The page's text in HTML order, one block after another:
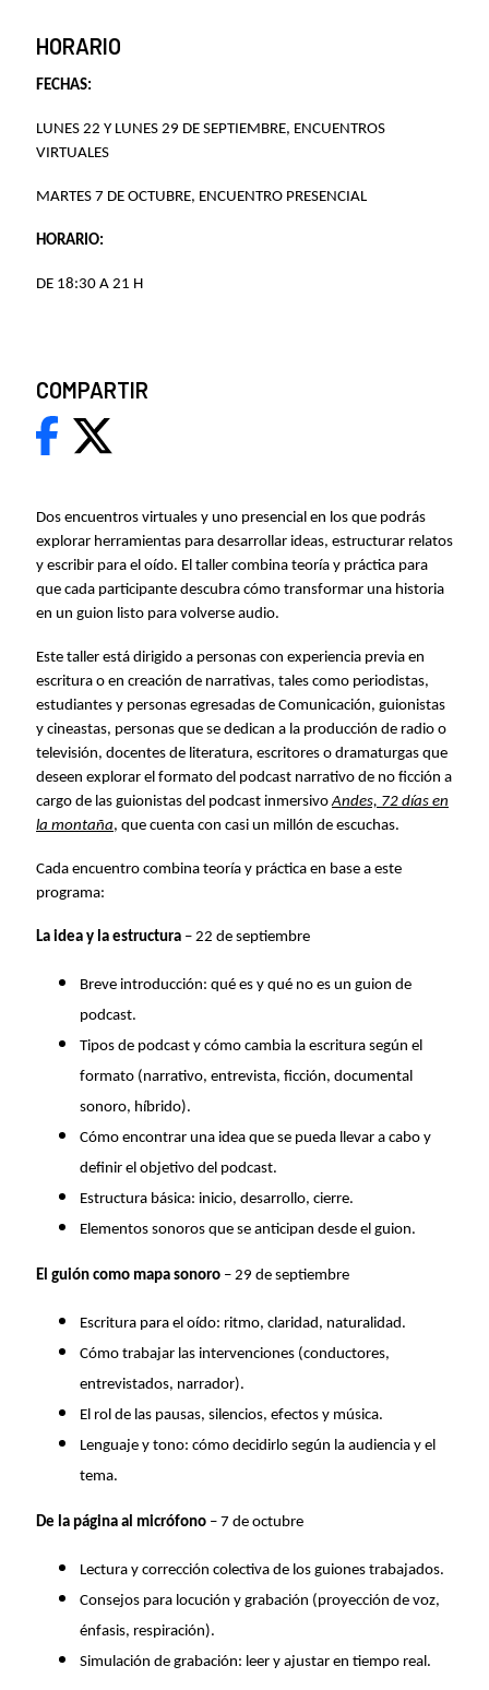
Dos encuentros virtuales y uno presencial en los que podrás
explorar herramientas para desarrollar ideas, estructurar relatos
y escribir para el oído. El taller combina teoría y práctica para
que cada participante descubra cómo transformar una historia
en un guion listo para volverse audio.
Este taller está dirigido a personas con experiencia previa en
escritura o en creación de narrativas, tales como periodistas,
estudiantes y personas egresadas de Comunicación, guionistas
y cineastas, personas que se dedican a la producción de radio o
televisión, docentes de literatura, escritores o dramaturgas que
deseen explorar el formato del podcast narrativo de no ficción a
cargo de las guionistas del podcast inmersivoAndes, 72 días en
la montaña, que cuenta con casi un millón de escuchas.
Cada encuentro combina teoría y práctica en base a este
programa:
La idea y la estructura – 22 de septiembre
Breve introducción: qué es y qué no es un guion de
podcast.
Tipos de podcast y cómo cambia la escritura según el
formato (narrativo, entrevista, ficción, documental
sonoro, híbrido).
Cómo encontrar una idea que se pueda llevar a cabo y
definir el objetivo del podcast.
Estructura básica: inicio, desarrollo, cierre.
Elementos sonoros que se anticipan desde el guion.
El guión como mapa sonoro – 29 de septiembre
Escritura para el oído: ritmo, claridad, naturalidad.
Cómo trabajar las intervenciones (conductores,
entrevistados, narrador).
El rol de las pausas, silencios, efectos y música.
Lenguaje y tono: cómo decidirlo según la audiencia y el
tema.
De la página al micrófono – 7 de octubre
Lectura y corrección colectiva de los guiones trabajados.
Consejos para locución y grabación (proyección de voz,
énfasis, respiración).
Simulación de grabación: leer y ajustar en tiempo real.
HORARIO
FECHAS:
LUNES 22 Y LUNES 29 DE SEPTIEMBRE, ENCUENTROS
VIRTUALES
MARTES 7 DE OCTUBRE, ENCUENTRO PRESENCIAL
HORARIO:
DE 18:30 A 21 H
COMPARTIR